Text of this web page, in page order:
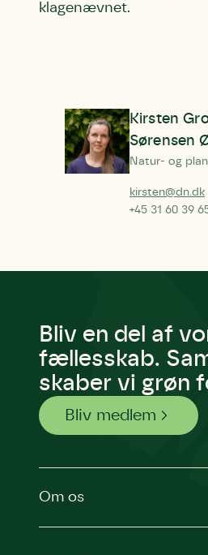
klagenævnet.
Kirsten
Sørensen
Natur- og
kirsten@dn.dk
+45 31 60 39
Bliv en del af
fællesskab.
skaber vi grøn
Bliv medlem
Om os